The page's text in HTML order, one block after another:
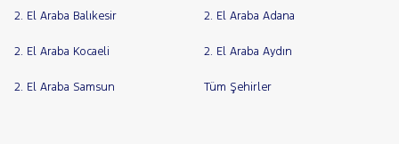
2. El Araba Balıkesir 2. El Araba Adana
2. El Araba Kocaeli 2. El Araba Aydın
2. El Araba Samsun Tüm Şehirler